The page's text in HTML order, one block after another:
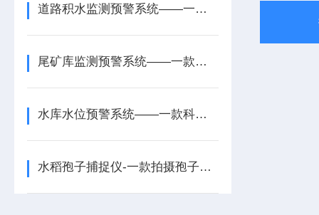
道路积水监测预警系统——一款优化城市防洪的水位自动观测系统2025全+派+送
尾矿库监测预警系统——一款实时掌握的矿山尾矿库在线监测系统2026+派
水库水位预警系统——一款科学决策的隧道水位预警系统2025+派+送
水稻孢子捕捉仪-一款拍摄孢子微小目标体的果园孢子捕捉仪2024全+境+派+送